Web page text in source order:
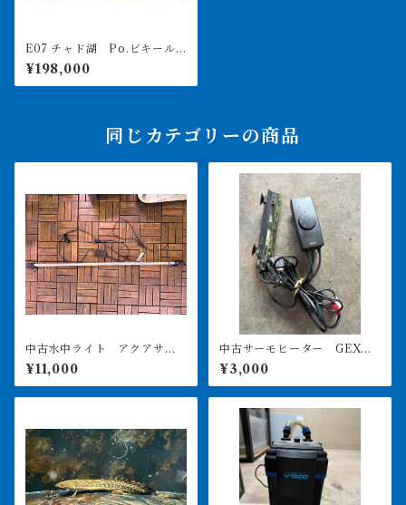
E07 チャド湖 Po.ビキール
ビキール 66㎝前後 ♂ カメ
ルーン便 薬浴済み
¥198,000
同じカテゴリーの商品
中古水中ライト アクアサン
¥11,000
中古サーモヒーター GEXサ
ーモ&300Wヒーターセット
引き取り限定
¥3,000